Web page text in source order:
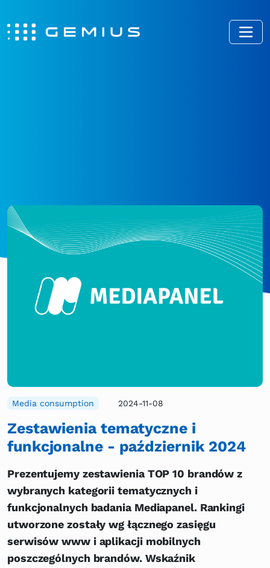
Media consumption 2024-11-08
Zestawienia tematyczne i
funkcjonalne - październik 2024
Prezentujemy zestawienia TOP 10 brandów z
wybranych kategorii tematycznych i
funkcjonalnych badania Mediapanel. Rankingi
utworzone zostały wg łącznego zasięgu
serwisów www i aplikacji mobilnych
poszczególnych brandów. Wskaźnik